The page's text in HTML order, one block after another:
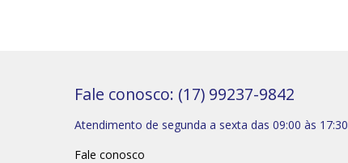
Fale conosco: (17) 99237-9842
Atendimento de segunda a sexta das 09:00 às 17:30
Fale conosco